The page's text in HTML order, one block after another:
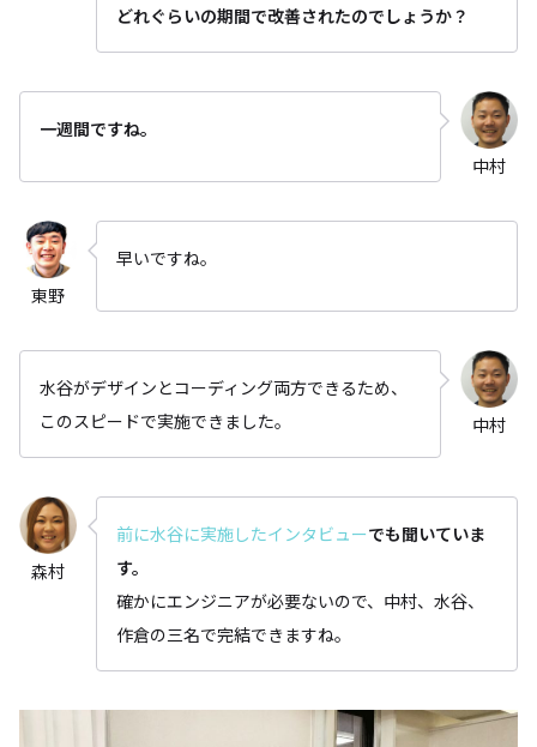
どれぐらいの期間で改善されたのでしょうか？
一週間ですね。
中村
東野
早いですね。
水谷がデザインとコーディング両方できるため、
このスピードで実施できました。
中村
森村
前に水谷に実施したインタビューでも聞いていま
す。
確かにエンジニアが必要ないので、中村、水谷、
作倉の三名で完結できますね。